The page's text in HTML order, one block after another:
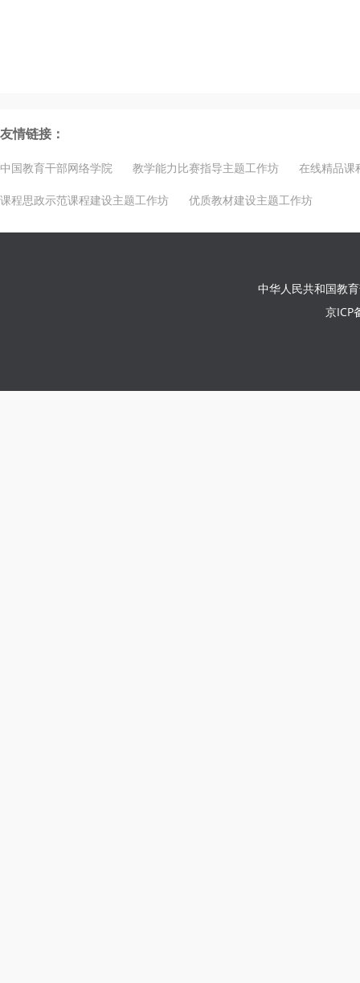
友情链接：
中国教育干部网络学院 教学能力比赛指导主题工作坊 在线精品课
课程思政示范课程建设主题工作坊 优质教材建设主题工作坊
中华人民共和国教
京ICP